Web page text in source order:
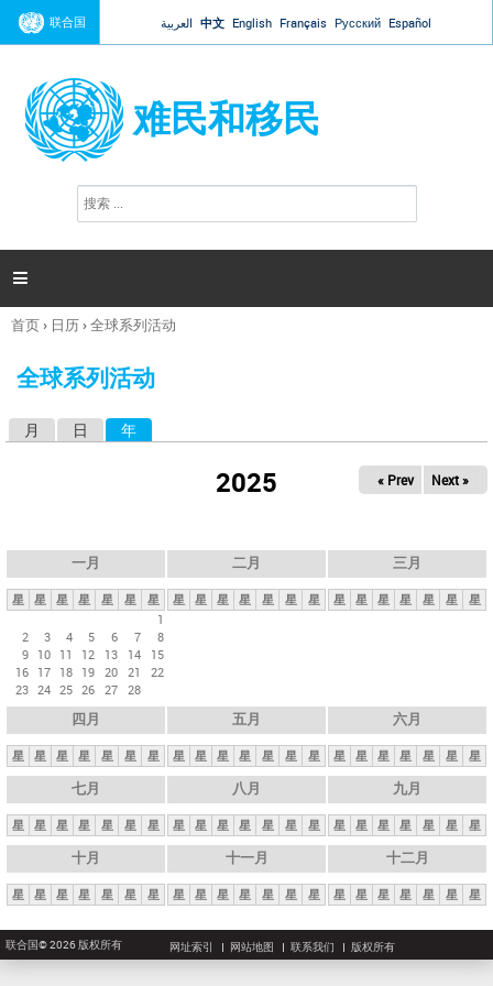
Jump to navigation
联合国 العربية 中文 English Français Русский Español
难民和移民
搜
索

你
这
首页› 日历›全球系列活动
全球系列活动
月 日 年
2025 « Prev Next »
一月
星 星 星 星 星 星
星
1
2
3 4 5 6 7
8
9 10 11 12 13 14
15
16 17 18 19 20 21
22
23 24 25 26 27 28
二月
星 星 星 星 星 星 星
三月
星 星 星 星 星 星 星
四月
星 星 星 星 星 星 星
五月
星 星 星 星 星 星 星
六月
星 星 星 星 星 星 星
七月
星 星 星 星 星 星 星
八月
星 星 星 星 星 星 星
九月
星 星 星 星 星 星 星
十月
星 星 星 星 星 星 星
十一月
星 星 星 星 星 星 星
十二月
星 星 星 星 星 星 星
联合国© 2026 版权所有 网址索引 网站地图 联系我们 版权所有